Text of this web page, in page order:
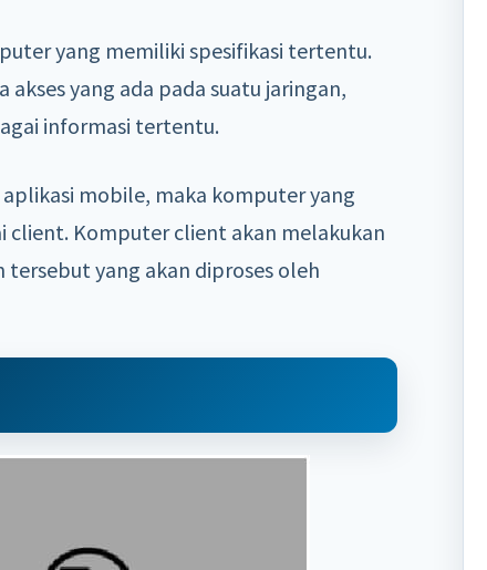
yang memiliki spesifikasi tertentu.
yang ada pada suatu jaringan,
informasi tertentu.
aplikasi mobile, maka komputer yang
client. Komputer client akan melakukan
yang akan diproses oleh